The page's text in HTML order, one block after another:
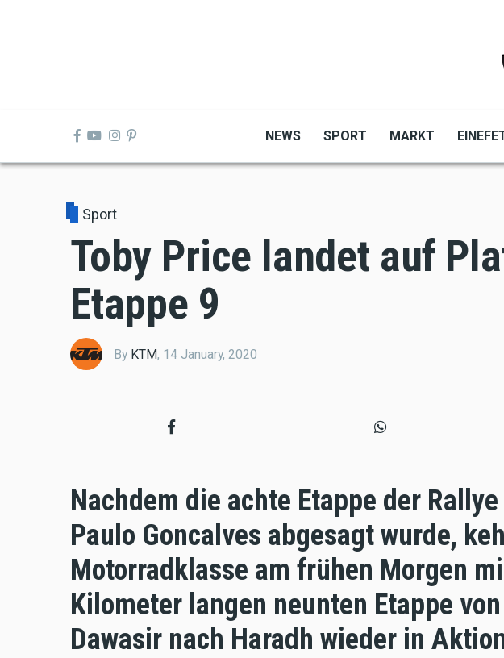
NEWS SPORT MARKT
Sport
Toby Price landet auf
Etappe 9
By KTM, 14 January, 2020
Nachdem die achte Etappe der
Paulo Goncalves abgesagt wurde,
Motorradklasse am frühen Morgen
Kilometer langen neunten Etappe von
Dawasir nach Haradh wieder in